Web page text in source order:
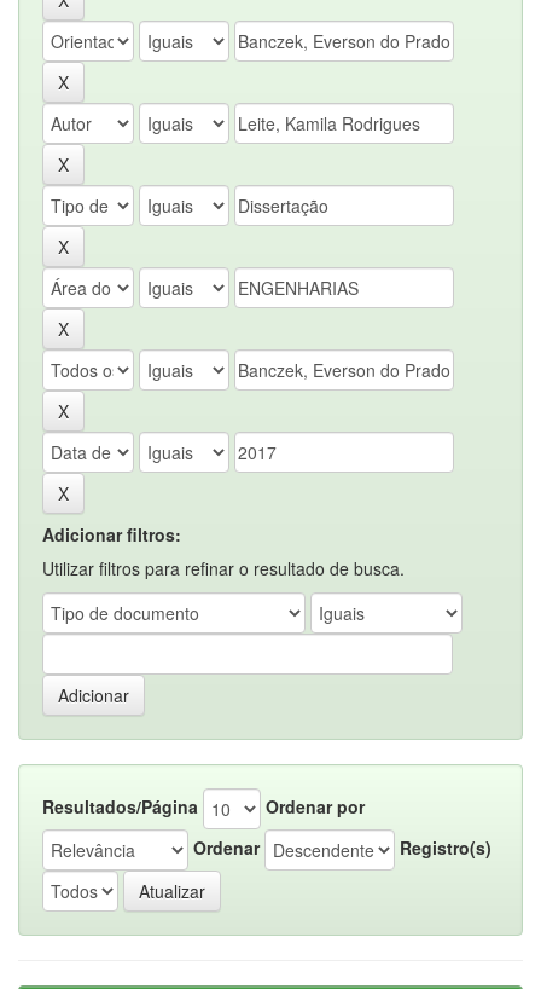
Adicionar filtros:
Utilizar filtros para refinar o resultado de busca.
Resultados/Página
Ordenar por
Ordenar
Registro(s)